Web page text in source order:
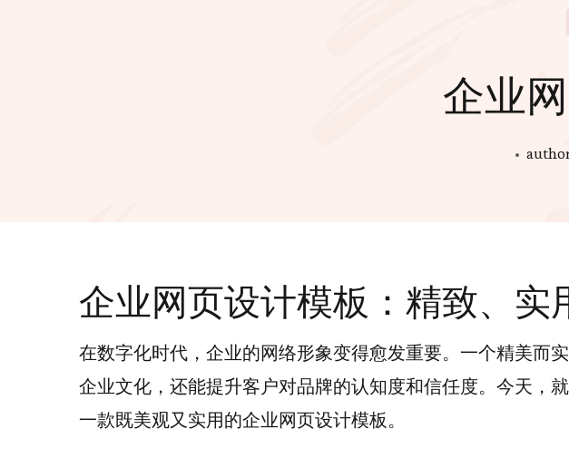
企业
企业网页设计模板：精致、实
在数字化时代，企业的网络形象变得愈发重要。一个精美而
企业文化，还能提升客户对品牌的认知度和信任度。今天，
一款既美观又实用的企业网页设计模板。